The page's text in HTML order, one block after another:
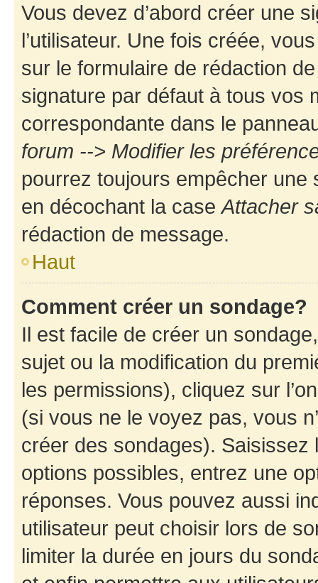
Vous devez d’abord créer une
l’utilisateur. Une fois créée,
sur le formulaire de rédaction
signature par défaut à tous vos
correspondante dans le
forum --> Modifier les
pourrez toujours empêcher une
en décochant la caseAttacher
rédaction de message.
Haut
Comment créer un sondage?
Il est facile de créer un
sujet ou la modification du
les permissions), cliquez sur
(si vous ne le voyez pas, vous
créer des sondages).
options possibles, entrez une
réponses. Vous pouvez aussi
utilisateur peut choisir lors de
limiter la durée en jours du